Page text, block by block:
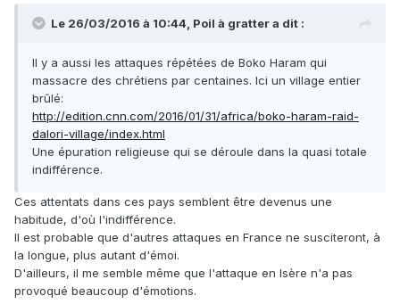
Le 26/03/2016 à 10:44, Poil à gratter a dit :
Il y a aussi les attaques répétées de Boko Haram qui
massacre des chrétiens par centaines. Ici un village entier
brûlé:
http://edition.cnn.com/2016/01/31/africa/boko-haram-raid-
dalori-village/index.html
Une épuration religieuse qui se déroule dans la quasi totale
indifférence.
Ces attentats dans ces pays semblent être devenus une
habitude, d'où l'indifférence.
Il est probable que d'autres attaques en France ne susciteront, à
la longue, plus autant d'émoi.
D'ailleurs, il me semble même que l'attaque en Isère n'a pas
provoqué beaucoup d'émotions.